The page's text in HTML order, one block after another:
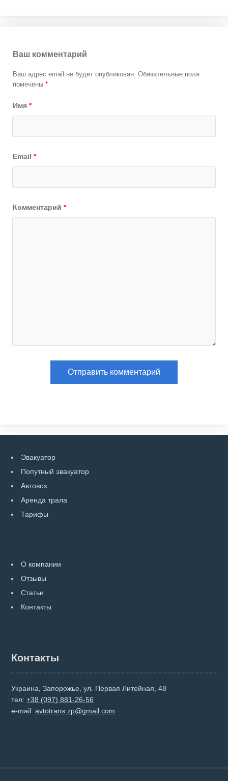
Ваш комментарий
Ваш адрес email не будет опубликован. Обязательные поля
помечены *
Имя *
Email *
Комментарий *
Эвакуатор
Попутный эвакуатор
Автовоз
Аренда трала
Тарифы
О компании
Отзывы
Статьи
Контакты
Контакты
Украина, Запорожье, ул. Первая Литейная, 48
тел:+38 (097) 881-26-56
e-mail:avtotrans.zp@gmail.com